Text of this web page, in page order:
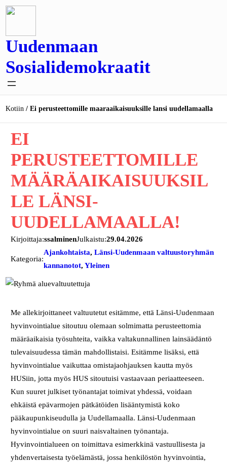
Siirry
Uudenmaan
Sosialidemokraatit
Kotiin Ei perusteettomille maaraaikaisuuksille lansi uudellamaalla
EI
PERUSTEETTOMILLE
MÄÄRÄAIKAISUUKSIL
LE LÄNSI-
UUDELLAMAALLA!
Kirjoittaja:ssalminenJulkaistu:29.04.2026
Kategoria:
Ajankohtaista, Länsi-Uudenmaan valtuustoryhmän
kannanotot, Yleinen
Me allekirjoittaneet valtuutetut esitämme, että Länsi-Uudenmaan
hyvinvointialue sitoutuu olemaan solmimatta perusteettomia
määräaikaisia työsuhteita, vaikka valtakunnallinen lainsäädäntö
tulevaisuudessa tämän mahdollistaisi. Esitämme lisäksi, että
hyvinvointialue vaikuttaa omistajaohjauksen kautta myös
HUSiin, jotta myös HUS sitoutuisi vastaavaan periaatteeseen.
Kun suuret julkiset työnantajat toimivat yhdessä, voidaan
ehkäistä epävarmojen pätkätöiden lisääntymistä koko
pääkaupunkiseudulla ja Uudellamaalla. Länsi-Uudenmaan
hyvinvointialue on suuri naisvaltainen työnantaja.
Hyvinvointialueen on toimittava esimerkkinä vastuullisesta ja
yhdenvertaisesta työelämästä, jossa henkilöstön hyvinvointia,